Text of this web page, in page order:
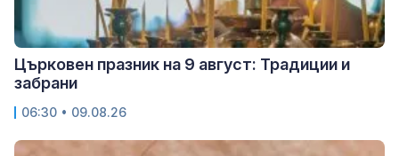
Църковен празник на 9 август: Традиции и
забрани
06:30 • 09.08.26